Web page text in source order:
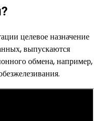
целевое назначение
выпускаются
обмена, например,